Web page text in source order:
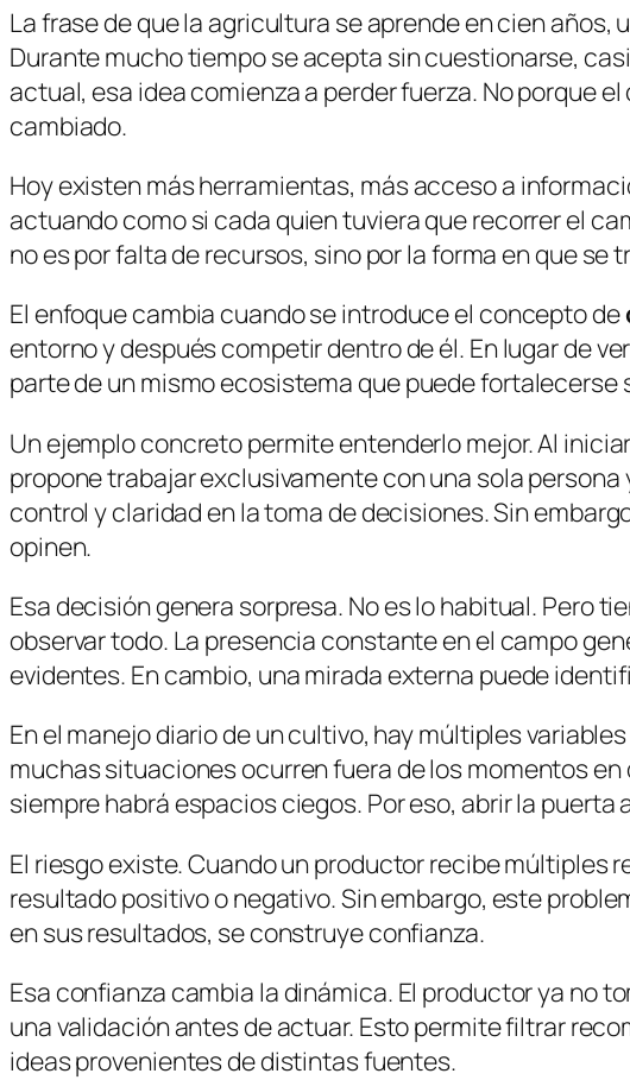
La frase de que la agricultura se aprende en cien
Durante mucho tiempo se acepta sin cuestionarse,
actual, esa idea comienza a perder fuerza. No porque
cambiado.
Hoy existen más herramientas, más acceso a
actuando como si cada quien tuviera que recorrer el
no es por falta de recursos, sino por la forma en que se
El enfoque cambia cuando se introduce el concepto de
entorno y después competir dentro de él. En lugar de
parte de un mismo ecosistema que puede
Un ejemplo concreto permite entenderlo mejor. Al
propone trabajar exclusivamente con una sola
control y claridad en la toma de decisiones. Sin
opinen.
Esa decisión genera sorpresa. No es lo habitual. Pero
observar todo. La presencia constante en el campo
evidentes. En cambio, una mirada externa puede
En el manejo diario de un cultivo, hay múltiples
muchas situaciones ocurren fuera de los momentos
siempre habrá espacios ciegos. Por eso, abrir la
El riesgo existe. Cuando un productor recibe múltiples
resultado positivo o negativo. Sin embargo, este
en sus resultados, se construye confianza.
Esa confianza cambia la dinámica. El productor ya no
una validación antes de actuar. Esto permite filtrar
ideas provenientes de distintas fuentes.